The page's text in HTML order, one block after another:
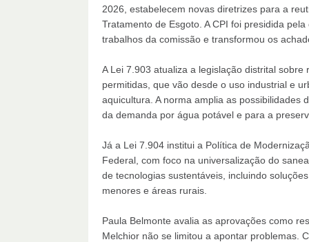
2026, estabelecem novas diretrizes para a
Tratamento de Esgoto. A CPI foi presidida
trabalhos da comissão e transformou os
A Lei 7.903 atualiza a legislação distrital
permitidas, que vão desde o uso industrial e
aquicultura. A norma amplia as possibilidades
da demanda por água potável e para a
Já a Lei 7.904 institui a Política de
Federal, com foco na universalização do
de tecnologias sustentáveis, incluindo
menores e áreas rurais.
Paula Belmonte avalia as aprovações como
Melchior não se limitou a apontar problemas.